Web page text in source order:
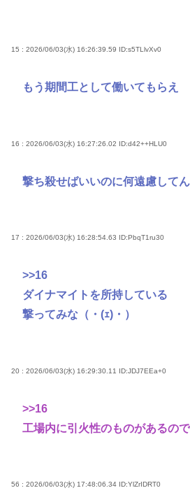
15 : 2026/06/03(水) 16:26:39.59 ID:s5TLlvXv0
もう期間工として働いてもらえ
16 : 2026/06/03(水) 16:27:26.02 ID:d42++HLU0
撃ち殺せばいいのに何遠慮して
17 : 2026/06/03(水) 16:28:54.63 ID:PbqT1ru30
>>16
ダイナマイトを所持している
撃ってみな（・(ｪ)・）
20 : 2026/06/03(水) 16:29:30.11 ID:JDJ7EEa+0
>>16
工場内に引火性のものがあるので
56 : 2026/06/03(水) 17:48:06.34 ID:YlZrIDRT0